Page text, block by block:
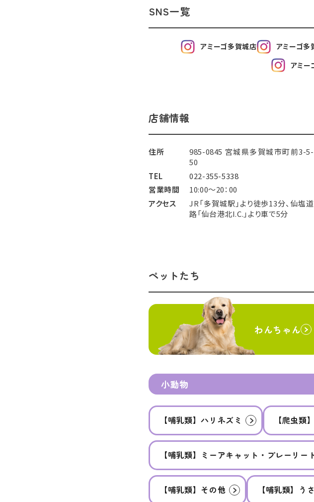
SNS一覧
アミーゴ多賀城店 アミーゴ多
アミー
店舗情報
住所
985-0845 宮城県多賀城市町前3-5-
50
TEL
022-355-5338
営業時間
10:00～20：00
アクセス
JR「多賀城駅」より徒歩13分、仙塩道
路「仙台港北I.C.」より車で5分
ペットたち
わんちゃん
小動物
【哺乳類】ハリネズミ 【爬虫類
【哺乳類】ミーアキャット・プレーリー
【哺乳類】その他 【哺乳類】う